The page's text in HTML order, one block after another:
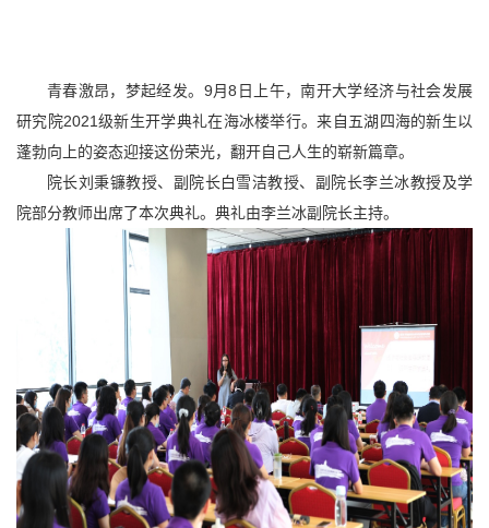
青春激昂，梦起经发。 9月8 日上午，南开大学经济与社会发展
研究院2021级新生开学典礼在海冰楼举行。来自五湖四海的新生以
蓬勃向上的姿态迎接这份荣光，翻开自己人生的崭新篇章。
院长刘秉镰教授、副院长白雪洁教授、副院长李兰冰教授及学
院部分教师出席了本次典礼。典礼由李兰冰副院长主持。